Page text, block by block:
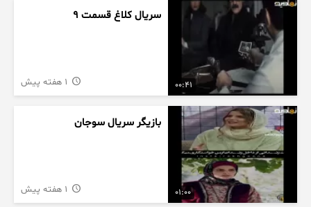
00:41
سریال کلاغ قسمت 9
01:00
بازیگر سریال سوجان